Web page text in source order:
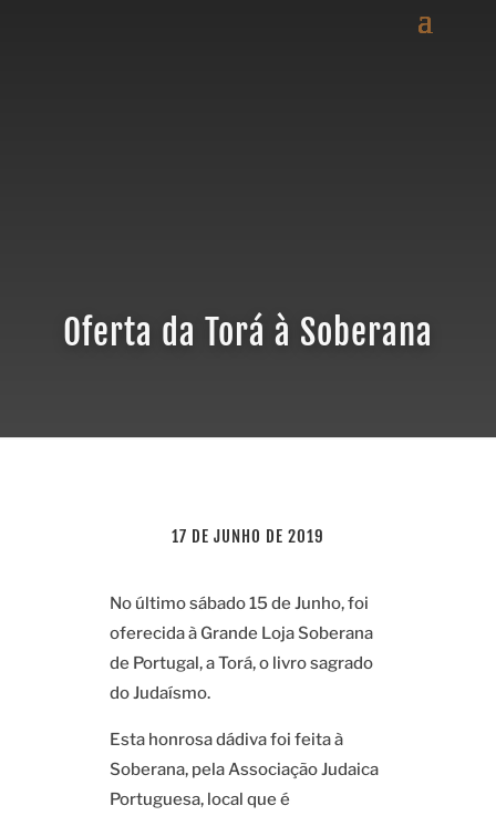
Oferta da Torá à Soberana
17 DE JUNHO DE 2019
No último sábado 15 de Junho, foi
oferecida à Grande Loja Soberana
de Portugal, a Torá, o livro sagrado
do Judaísmo.
Esta honrosa dádiva foi feita à
Soberana, pela Associação Judaica
Portuguesa, local que é